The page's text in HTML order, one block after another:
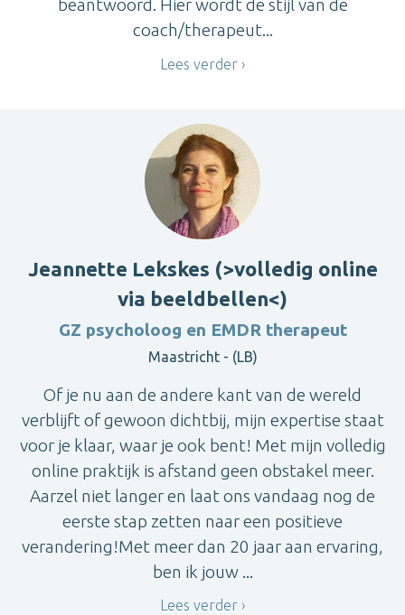
beantwoord. Hier wordt de stijl van de
coach/therapeut...
Lees verder
Jeannette Lekskes (>volledig online
via beeldbellen<)
GZ psycholoog en EMDR therapeut
Maastricht - (LB)
Of je nu aan de andere kant van de wereld
verblijft of gewoon dichtbij, mijn expertise staat
voor je klaar, waar je ook bent! Met mijn volledig
online praktijk is afstand geen obstakel meer.
Aarzel niet langer en laat ons vandaag nog de
eerste stap zetten naar een positieve
verandering!Met meer dan 20 jaar aan ervaring,
ben ik jouw ...
Lees verder